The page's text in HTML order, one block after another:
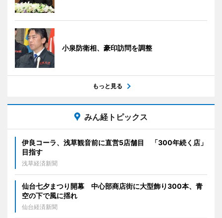
小泉防衛相、豪印訪問を調整
もっと見る
みん経トピックス
伊良コーラ、浅草観音前に直営5店舗目 「300年続く店」
目指す
浅草経済新聞
仙台七夕まつり開幕 中心部商店街に大型飾り300本、青
空の下で風に揺れ
仙台経済新聞